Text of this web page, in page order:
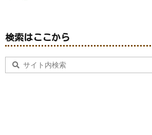
検索はここから